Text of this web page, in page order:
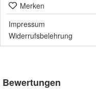
Merken
Impressum
Widerrufsbelehrung
Bewertungen